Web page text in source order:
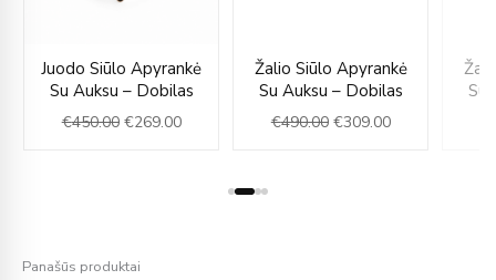
Juodo Siūlo Apyrankė
Su Auksu – Dobilas
€450.00
price
was:
€450.00.
€269.00
price
is:
€269.00.
Žalio Siūlo Apyrankė
Su Auksu – Dobilas
€490.00
price
was:
€490.00.
€309.00
price
is:
€309.00.
Su
Panašūs produktai